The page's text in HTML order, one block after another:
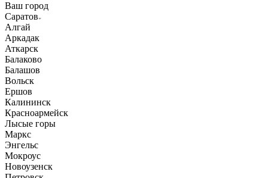
Ваш город
Саратов
Алгай
Аркадак
Аткарск
Балаково
Балашов
Вольск
Ершов
Калининск
Красноармейск
Лысые горы
Маркс
Энгельс
Мокроус
Новоузенск